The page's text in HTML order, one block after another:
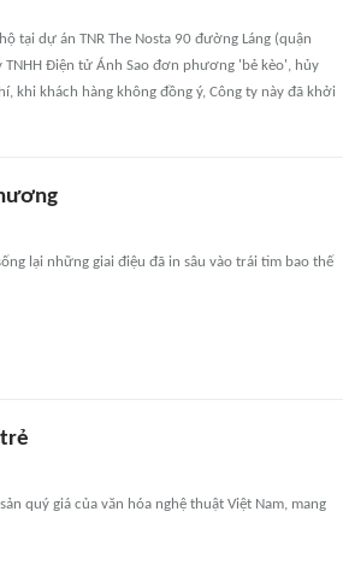
tại dự án TNR The Nosta 90 đường Láng (quận
Điện tử Ánh Sao đơn phương 'bẻ kèo', hủy
khi khách hàng không đồng ý, Công ty này đã khởi
lại những giai điệu đã in sâu vào trái tim bao thế
quý giá của văn hóa nghệ thuật Việt Nam, mang